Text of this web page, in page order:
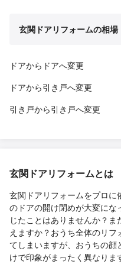
玄関ドアリフォームの相場
ドアからドアへ変更
ドアから引き戸へ変更
引き戸から引き戸へ変更
玄関ドアリフォームとは
玄関ドアリフォームをプロ
のドアの開け閉めが大変に
じたことはありませんか？
えますか？おうち全体のリ
てしまいますが、おうちの
けで印象がまったく異なりま